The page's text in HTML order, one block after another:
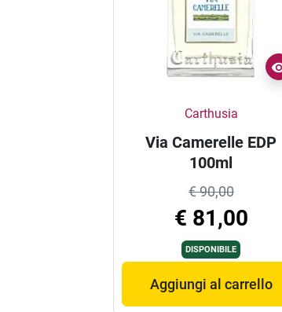
Carthusia
Via Camerelle EDP
100ml
€ 90,00
€ 81,00
DISPONIBILE
Aggiungi al carrello